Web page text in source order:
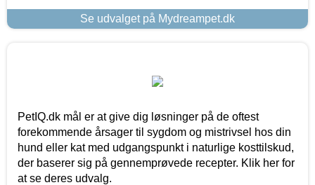
Se udvalget på Mydreampet.dk
PetIQ.dk mål er at give dig løsninger på de oftest
forekommende årsager til sygdom og mistrivsel hos din
hund eller kat med udgangspunkt i naturlige kosttilskud,
der baserer sig på gennemprøvede recepter. Klik her for
at se deres udvalg.